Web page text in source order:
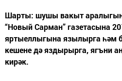
Шарты: шушы вакыт
“Новый Сарман” газетасына
яртыеллыгына язылырга һәм
кешене дә яздырырга, ягъни
кирәк.